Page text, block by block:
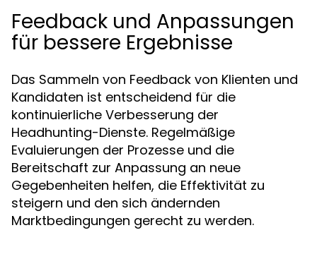
Feedback und Anpassungen
für bessere Ergebnisse
Das Sammeln von Feedback von Klienten und
Kandidaten ist entscheidend für die
kontinuierliche Verbesserung der
Headhunting-Dienste. Regelmäßige
Evaluierungen der Prozesse und die
Bereitschaft zur Anpassung an neue
Gegebenheiten helfen, die Effektivität zu
steigern und den sich ändernden
Marktbedingungen gerecht zu werden.